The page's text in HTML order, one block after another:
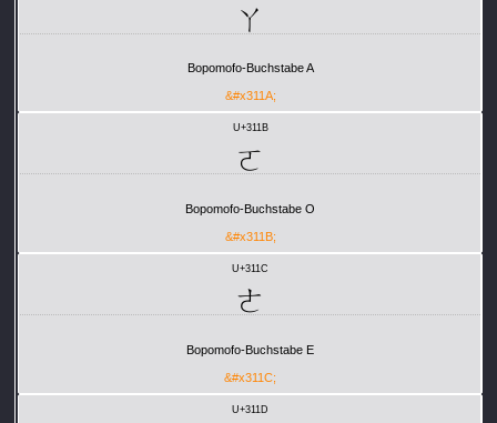
ㄚ
Bopomofo-Buchstabe A
&#x311A;
U+311B
ㄛ
Bopomofo-Buchstabe O
&#x311B;
U+311C
ㄜ
Bopomofo-Buchstabe E
&#x311C;
U+311D